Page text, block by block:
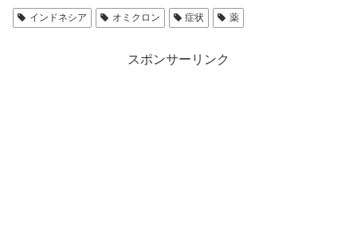
インドネシア オミクロン 症状 薬
スポンサーリンク